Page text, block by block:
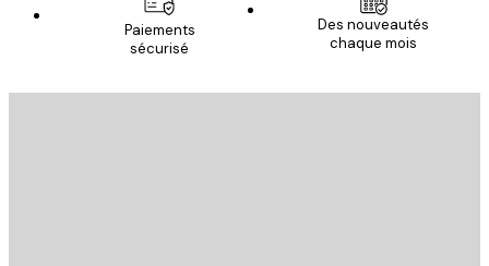
Paiements
sécurisé
Des nouveautés
chaque mois